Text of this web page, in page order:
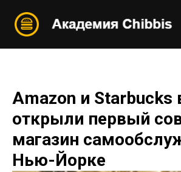
Amazon и Starbucks
открыли первый
магазин
Нью-Йорке